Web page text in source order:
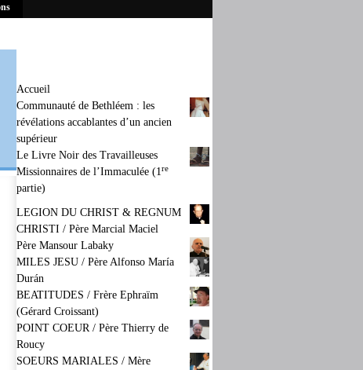
Accueil
Communauté de Bethléem : les
révélations accablantes d’un ancien
supérieur
Le Livre Noir des Travailleuses
Missionnaires de l’Immaculée (1re
partie)
LEGION DU CHRIST & REGNUM
CHRISTI / Père Marcial Maciel
Père Mansour Labaky
MILES JESU / Père Alfonso María
Durán
BEATITUDES / Frère Ephraïm
(Gérard Croissant)
POINT COEUR / Père Thierry de
Roucy
SOEURS MARIALES / Mère